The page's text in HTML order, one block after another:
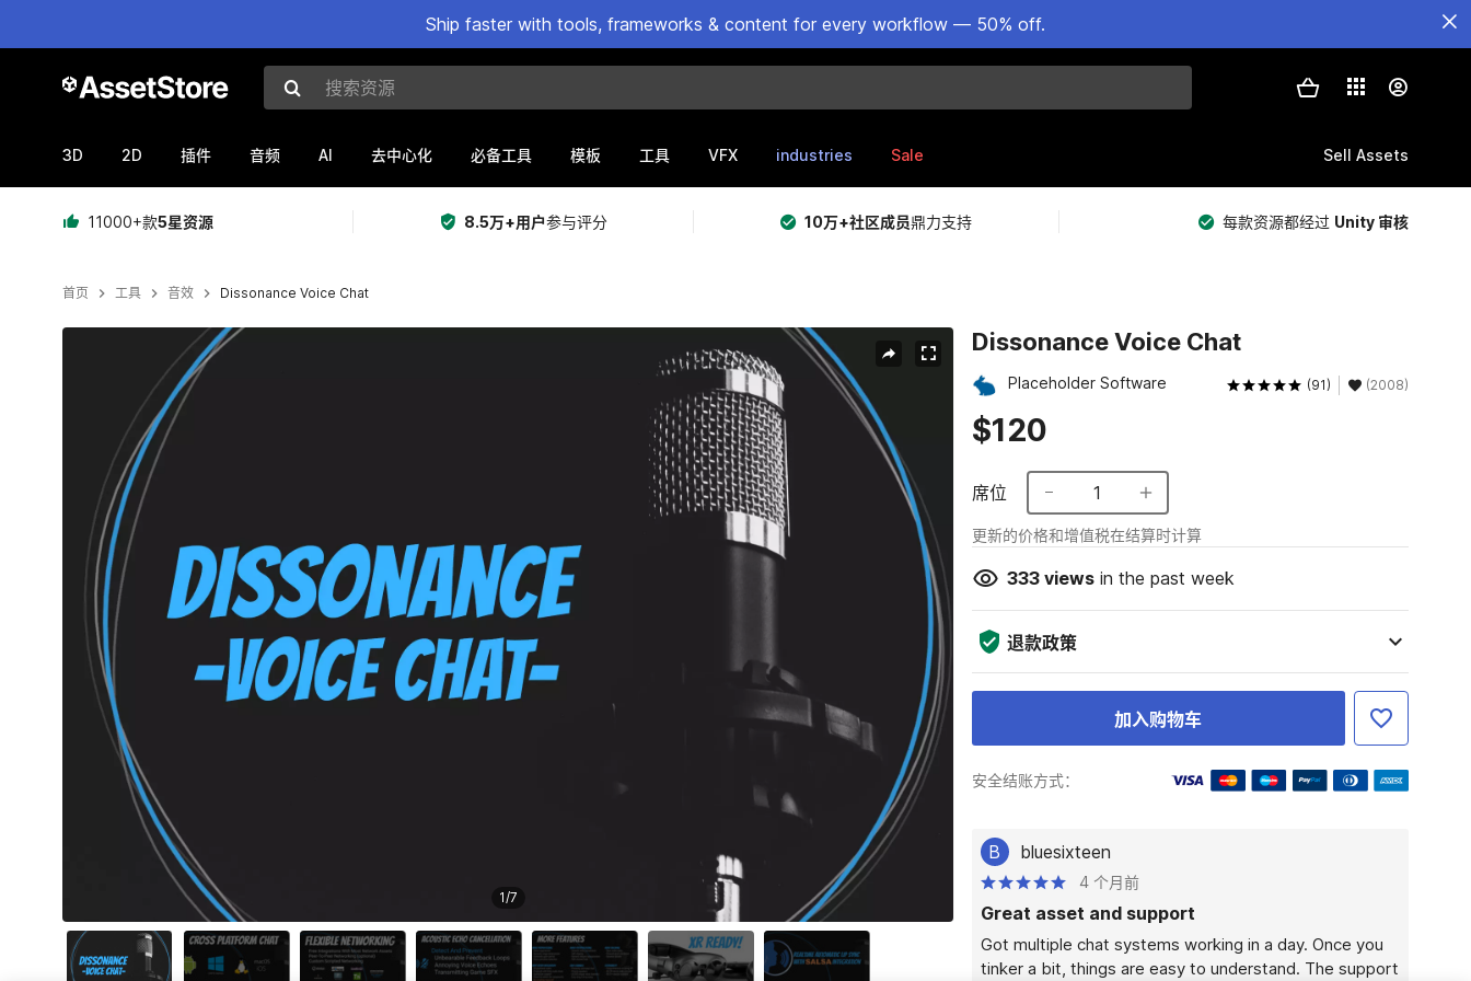
Ship faster with tools, frameworks & content for every workflow — 50% off.
搜索资源
3D 2D 插件 音频 AI 去中心化 必备工具 模板 工具 VFX industries Sale Sell Assets
11000+款5星资源 8.5万+用户参与评分 10万+社区成员鼎力支持 每款资源都经过 Unity 审核
首页 工具 音效 Dissonance Voice Chat
当前幻灯片：1 / 7
1/7
Dissonance Voice Chat
Placeholder Software (91) (2008)
$120
席位 1
更新的价格和增值税在结算时计算
333viewsin the past week
退款政策
加入购物车
安全结账方式：
B bluesixteen
4 个月前
Great asset and support
Got multiple chat systems working in a day. Once you
tinker a bit, things are easy to understand. The support